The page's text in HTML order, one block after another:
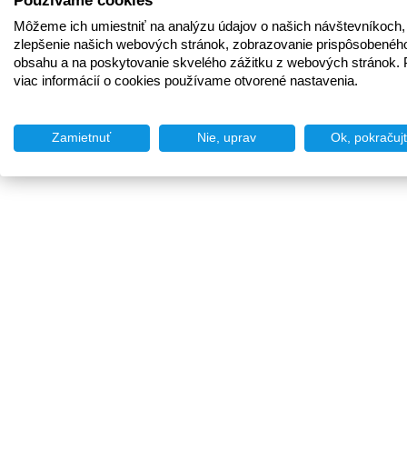
Môžeme ich umiestniť na analýzu údajov o našich
zlepšenie našich webových stránok, zobrazovanie
obsahu a na poskytovanie skvelého zážitku z webových stránok.
viac informácií o cookies používame otvorené nastavenia.
Zamietnuť Nie, uprav Ok,